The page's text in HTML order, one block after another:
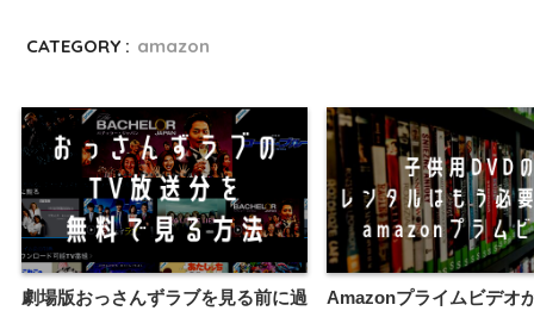
CATEGORY : amazon
劇場版おっさんずラブを見る前に過
Amazonプライムビデオ